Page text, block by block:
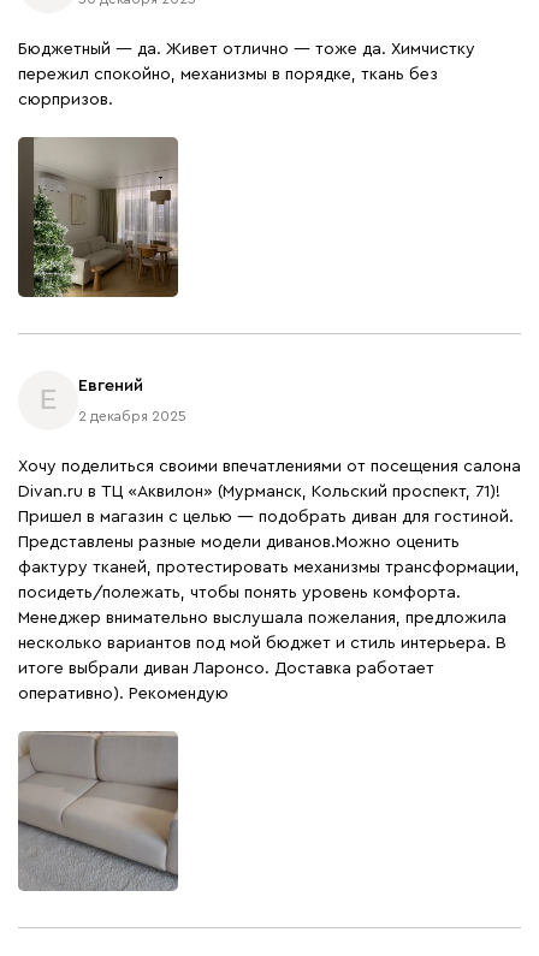
Бюджетный — да. Живет отлично — тоже да. Химчистку
пережил спокойно, механизмы в порядке, ткань без
сюрпризов.
Е
Евгений
2 декабря 2025
Хочу поделиться своими впечатлениями от посещения салона
Divan.ru в ТЦ «Аквилон» (Мурманск, Кольский проспект, 71)!
Пришел в магазин с целью — подобрать диван для гостиной.
Представлены разные модели диванов.Можно оценить
фактуру тканей, протестировать механизмы трансформации,
посидеть/полежать, чтобы понять уровень комфорта.
Менеджер внимательно выслушала пожелания, предложила
несколько вариантов под мой бюджет и стиль интерьера. В
итоге выбрали диван Ларонсо. Доставка работает
оперативно). Рекомендую